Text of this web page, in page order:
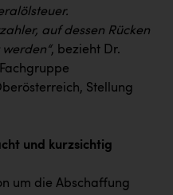
Loimerauf dessen Rücken
, bezieht Dr.
Stellung
und kurzsichtig
um die Abschaffung